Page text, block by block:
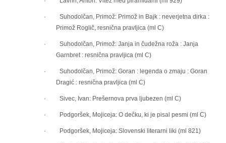
· Suhodolčan, Primož: Primož in Bajk : neverjetna dirka :
Primož Roglič, resnična pravljica (ml C)
· Suhodolčan, Primož: Janja in čudežna roža : Janja
Garnbret : resnična pravljica (ml C)
· Suhodolčan, Primož: Goran : legenda o zmaju : Goran
Dragić : resnična pravljica (ml C)
· Sivec, Ivan: Prešernova prva ljubezen (ml C)
· Podgoršek, Mojiceja: O dečku, ki je pisal pesmi (ml C)
· Podgoršek, Mojiceja: Slovenski literarni liki (ml 821)